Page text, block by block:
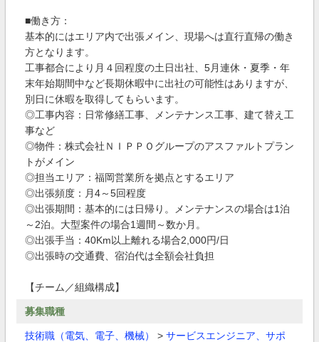
■働き方：
基本的にはエリア内で出張メイン、現場へは直行直帰の働き
方となります。
工事都合により月４回程度の土日出社、5月連休・夏季・年
末年始期間中など長期休暇中に出社の可能性はありますが、
別日に休暇を取得してもらいます。
◎工事内容：日常修繕工事、メンテナンス工事、建て替え工
事など
◎物件：株式会社ＮＩＰＰＯグループのアスファルトプラン
トがメイン
◎担当エリア：福岡営業所を拠点とするエリア
◎出張頻度：月4～5回程度
◎出張期間：基本的には日帰り。メンテナンスの場合は1泊
～2泊。大型案件の場合1週間～数か月。
◎出張手当：40Km以上離れる場合2,000円/日
◎出張時の交通費、宿泊代は全額会社負担
【チーム／組織構成】
募集職種
技術職（電気、電子、機械） > サービスエンジニア、サポ